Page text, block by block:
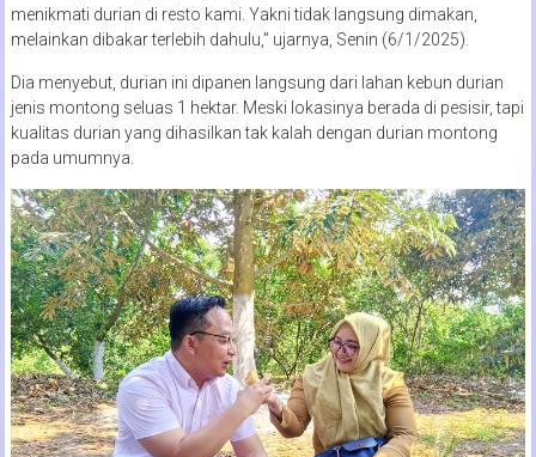
menikmati durian di resto kami. Yakni tidak langsung dimakan,
melainkan dibakar terlebih dahulu,” ujarnya, Senin (6/1/2025).
Dia menyebut, durian ini dipanen langsung dari lahan kebun durian
jenis montong seluas 1 hektar. Meski lokasinya berada di pesisir, tapi
kualitas durian yang dihasilkan tak kalah dengan durian montong
pada umumnya.